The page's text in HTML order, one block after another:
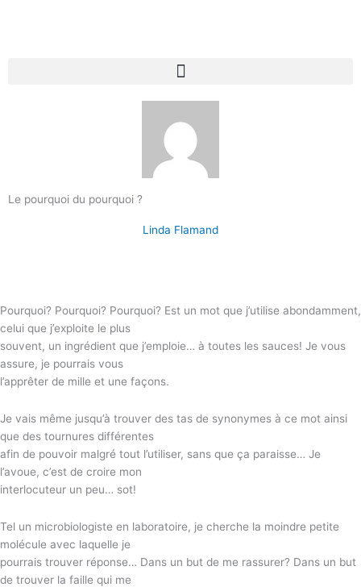
Le pourquoi du pourquoi ?
Linda Flamand
Pourquoi? Pourquoi? Pourquoi? Est un mot que j’utilise abondamment,
celui que j’exploite le plus
souvent, un ingrédient que j’emploie… à toutes les sauces! Je vous
assure, je pourrais vous
l’apprêter de mille et une façons.
Je vais même jusqu’à trouver des tas de synonymes à ce mot ainsi
que des tournures différentes
afin de pouvoir malgré tout l’utiliser, sans que ça paraisse… Je
l’avoue, c’est de croire mon
interlocuteur un peu… sot!
Tel un microbiologiste en laboratoire, je cherche la moindre petite
molécule avec laquelle je
pourrais trouver réponse… Dans un but de me rassurer? Dans un but
de trouver la faille qui me